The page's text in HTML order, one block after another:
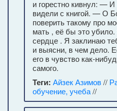
и горестно кивнул: —
видели с книгой. — О
поверить такому про
мать , её бы это
сердце . Я заклинаю
и выясни, в чем дело.
его в чувство как-
самого.
Теги: Айзек Азимов//
обучение, учеба//